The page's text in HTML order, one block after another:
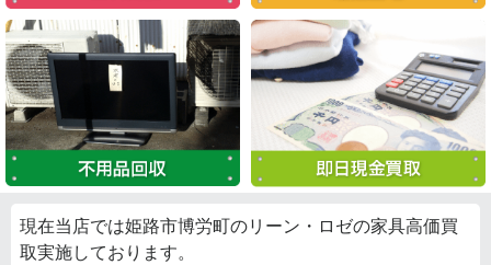
現在当店では姫路市博労町のリーン・ロゼの家具高価買
取実施しております。